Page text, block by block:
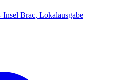
Brac, Lokalausgabe